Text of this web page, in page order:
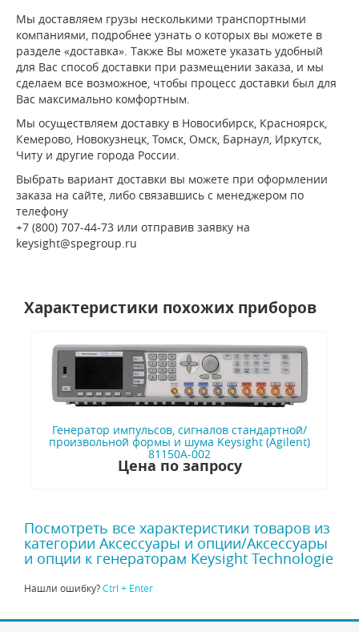
Мы доставляем грузы несколькими транспортными
компаниями, подробнее узнать о которых вы можете в
разделе «доставка». Также Вы можете указать удобный
для Вас способ доставки при размещении заказа, и мы
сделаем все возможное, чтобы процесс доставки был для
Вас максимально комфортным.
Мы осуществляем доставку в Новосибирск, Красноярск,
Кемерово, Новокузнецк, Томск, Омск, Барнаул, Иркутск,
Читу и другие города России.
Выбрать вариант доставки вы можете при оформлении
заказа на сайте, либо связавшись с менеджером по
телефону
+7 (800) 707-44-73 или отправив заявку на
keysight@spegroup.ru
Характеристики похожих приборов
Генератор импульсов, сигналов стандартной/
произвольной формы и шума Keysight (Agilent)
81150A-002
Цена по запросу
Посмотреть все характеристики товаров из
категории Аксессуары и опции/Аксессуары
и опции к генераторам Keysight Technologie
Нашли ошибку?Ctrl + Enter